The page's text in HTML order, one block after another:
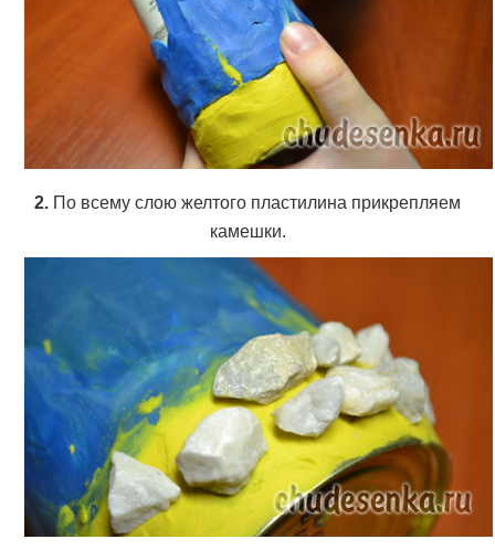
2. По всему слою желтого пластилина прикрепляем
камешки.